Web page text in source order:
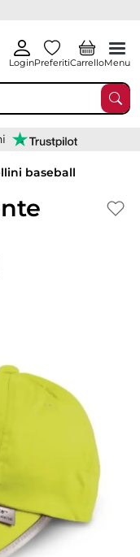
LoginPreferitiCarrelloMenu
baseball